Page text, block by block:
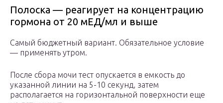
Полоска — реагирует на концентрацию
гормона от 20 мЕД/мл и выше
Самый бюджетный вариант. Обязательное условие
— применять утром.
После сбора мочи тест опускается в емкость до
указанной линии на 5-10 секунд, затем
располагается на горизонтальной поверхности еще